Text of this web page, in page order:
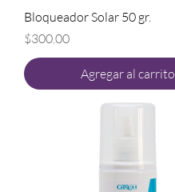
Bloqueador Solar 50 gr.
Precio
$300.00
Agregar al carrito